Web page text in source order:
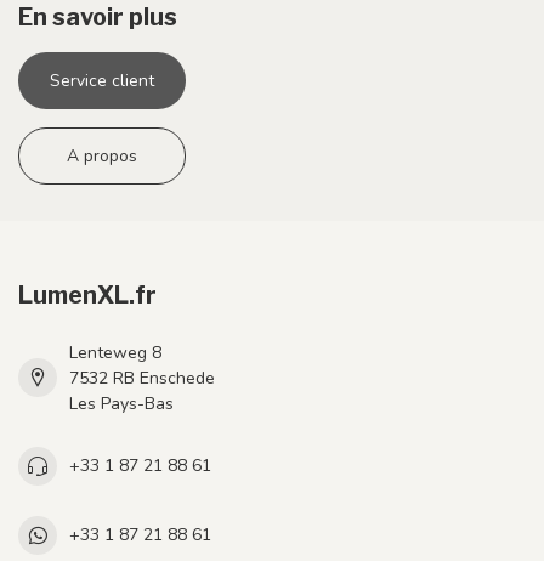
En savoir plus
Service client
A propos
LumenXL.fr
Lenteweg 8
7532 RB Enschede
Les Pays-Bas
+33 1 87 21 88 61
+33 1 87 21 88 61